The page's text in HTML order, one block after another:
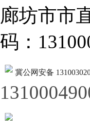
廊坊市市
码：
冀公网安备